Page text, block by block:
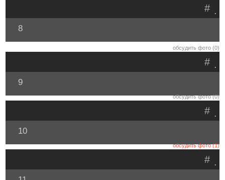
.
#
8
обсудить фото (0)
.
#
9
обсудить фото (0)
.
#
10
обсудить фото (1)
.
#